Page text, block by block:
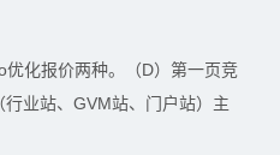
化报价两种。（D）第一页竞
业站、GVM站、门户站）主
（E）第一页竞争对手有8个以